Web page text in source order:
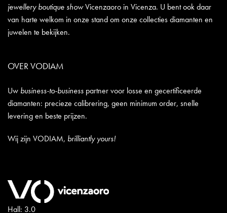
jewellery boutique showVicenzaoro in Vicenza. U bent ook daar
van harte welkom in onze stand om onze collecties diamanten en
juwelen te bekijken.
OVER VODIAM
Uw business-to-business partner voor losse en gecertificeerde
diamanten: precieze calibrering, geen minimum order, snelle
levering en beste prijzen.
Wij zijn VODIAM, brilliantly yours!
Hall: 3.0